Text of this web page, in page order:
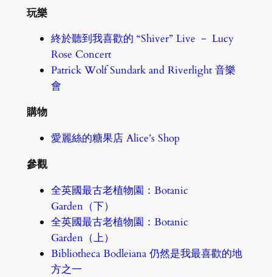
玩樂
終於聽到我喜歡的 “Shiver” Live － Lucy
Rose Concert
Patrick Wolf Sundark and Riverlight 音樂
會
購物
愛麗絲的糖果店 Alice’s Shop
參觀
全英國最古老植物園：Botanic
Garden（下）
全英國最古老植物園：Botanic
Garden（上）
Bibliotheca Bodleiana 仍然是我最喜歡的地
方之一